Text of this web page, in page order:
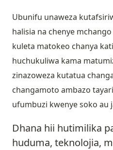
Ubunifu unaweza
halisia na chenye
kuleta matokeo chanya
huchukuliwa kama
zinazoweza kutatua
changamoto ambazo
ufumbuzi kwenye soko au
Dhana hii hutimilika
huduma, teknolojia,